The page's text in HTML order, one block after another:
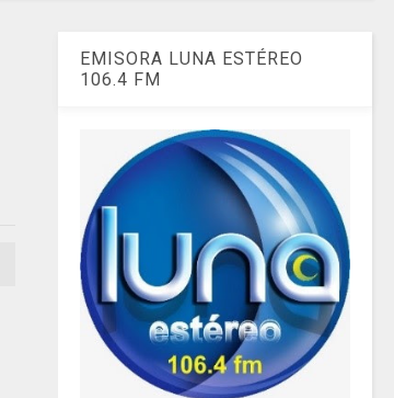
EMISORA LUNA ESTÉREO
106.4 FM